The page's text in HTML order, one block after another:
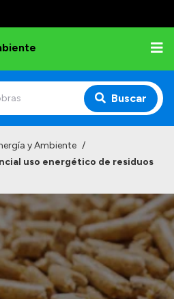
Buscar
y Ambiente /
uso energético de residuos